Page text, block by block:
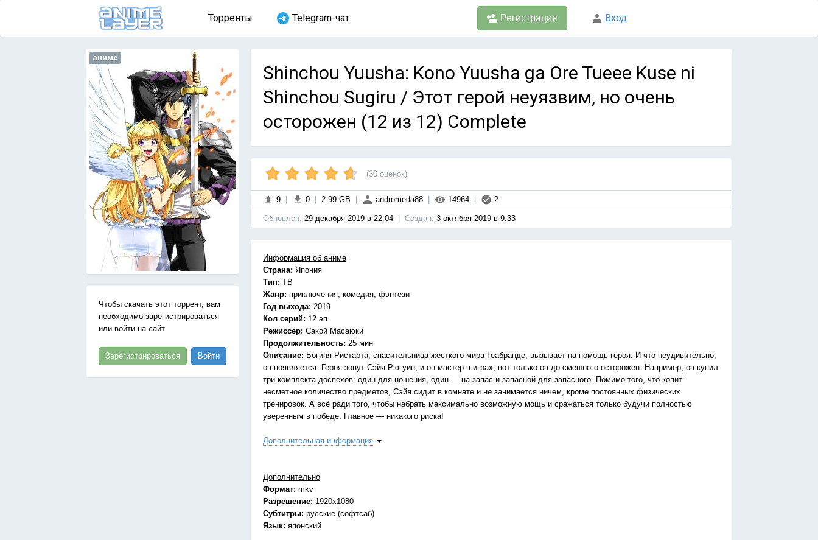
Торренты Telegram-чат Регистрация Вход
аниме
Чтобы скачать этот торрент, вам
необходимо зарегистрироваться
или войти на сайт
Зарегистрироваться Войти
Shinchou Yuusha: Kono Yuusha ga Ore Tueee Kuse ni
Shinchou Sugiru / Этот герой неуязвим, но очень
осторожен (12 из 12) Complete
(30 оценок)
9 0 2.99 GB andromeda88 14964 2
Обновлён: 29 декабря 2019 в 22:04 Cоздан: 3 октября 2019 в 9:33
Информация об аниме
Страна: Япония
Тип: ТВ
Жанр: приключения, комедия, фэнтези
Год выхода: 2019
Кол серий: 12 эп
Режиссер: Сакой Масаюки
Продолжительность: 25 мин
Описание: Богиня Ристарта, спасительница жесткого мира Геабранде, вызывает на помощь героя. И что неудивительно,
он появляется. Героя зовут Сэйя Рюгуин, и он мастер в играх, вот только он до смешного осторожен. Например, он купил
три комплекта доспехов: один для ношения, один — на запас и запасной для запасного. Помимо того, что копит
несметное количество предметов, Сэйя сидит в комнате и не занимается ничем, кроме постоянных физических
тренировок. А всё ради того, чтобы набрать максимально возможную мощь и сражаться только будучи полностью
уверенным в победе. Главное — никакого риска!
Дополнительная информация
Дополнительно
Формат: mkv
Разрешение: 1920x1080
Субтитры: русские (софтсаб)
Язык: японский